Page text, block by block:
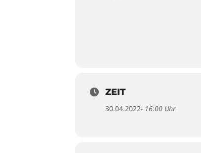
ZEIT
30.04.2022- 16:00 Uhr